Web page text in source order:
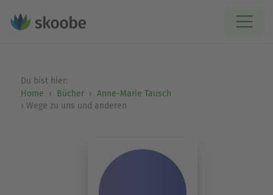
Du bist hier:
Home
Bücher
Anne-Marie Tausch
Wege zu uns und anderen